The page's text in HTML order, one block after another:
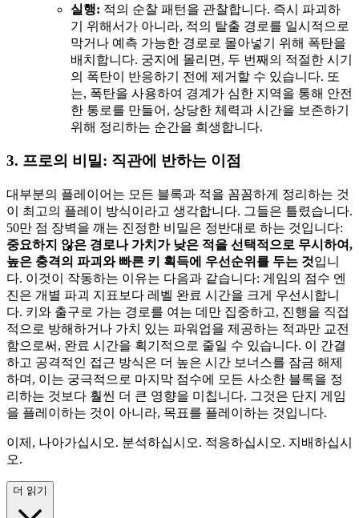
실행: 적의 순찰 패턴을 관찰합니다. 즉시 파괴하
기 위해서가 아니라, 적의 탈출 경로를 일시적으로
막거나 예측 가능한 경로로 몰아넣기 위해 폭탄을
배치합니다. 궁지에 몰리면, 두 번째의 적절한 시기
의 폭탄이 반응하기 전에 제거할 수 있습니다. 또
는, 폭탄을 사용하여 경계가 심한 지역을 통해 안전
한 통로를 만들어, 상당한 체력과 시간을 보존하기
위해 정리하는 순간을 희생합니다.
3. 프로의 비밀: 직관에 반하는 이점
대부분의 플레이어는 모든 블록과 적을 꼼꼼하게 정리하는 것
이 최고의 플레이 방식이라고 생각합니다. 그들은 틀렸습니다.
50만 점 장벽을 깨는 진정한 비밀은 정반대로 하는 것입니다:
중요하지 않은 경로나 가치가 낮은 적을 선택적으로 무시하여,
높은 충격의 파괴와 빠른 키 획득에 우선순위를 두는 것입니
다. 이것이 작동하는 이유는 다음과 같습니다: 게임의 점수 엔
진은 개별 파괴 지표보다 레벨 완료 시간을 크게 우선시합니
다. 키와 출구로 가는 경로를 여는 데만 집중하고, 진행을 직접
적으로 방해하거나 가치 있는 파워업을 제공하는 적과만 교전
함으로써, 완료 시간을 획기적으로 줄일 수 있습니다. 이 간결
하고 공격적인 접근 방식은 더 높은 시간 보너스를 잠금 해제
하며, 이는 궁극적으로 마지막 점수에 모든 사소한 블록을 정
리하는 것보다 훨씬 더 큰 영향을 미칩니다. 그것은 단지 게임
을 플레이하는 것이 아니라, 목표를 플레이하는 것입니다.
이제, 나아가십시오. 분석하십시오. 적응하십시오. 지배하십시
오.
더 읽기